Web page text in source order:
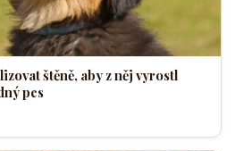
štěně, aby z něj vyrostl
pes